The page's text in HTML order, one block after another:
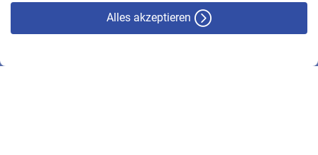
Alles akzeptieren
© VBL 2026